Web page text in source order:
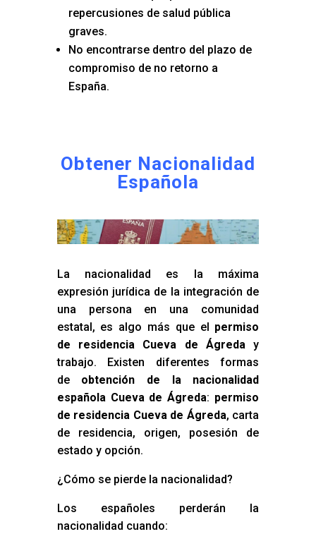
repercusiones de salud pública
graves.
No encontrarse dentro del plazo de
compromiso de no retorno a
España.
Obtener Nacionalidad
Española
La nacionalidad es la máxima
expresión jurídica de la integración de
una persona en una comunidad
estatal, es algo más que el permiso
de residencia Cueva de Ágreda y
trabajo. Existen diferentes formas
de obtención de la nacionalidad
española Cueva de Ágreda: permiso
de residencia Cueva de Ágreda, carta
de residencia, origen, posesión de
estado y opción.
¿Cómo se pierde la nacionalidad?
Los españoles perderán la
nacionalidad cuando: